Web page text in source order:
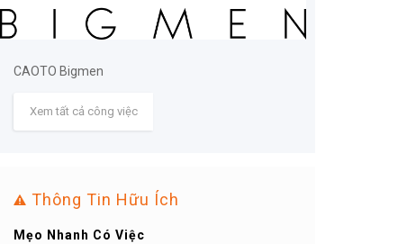
CAOTO Bigmen
Xem tất cả công việc
Thông Tin Hữu Ích
Mẹo Nhanh Có Việc